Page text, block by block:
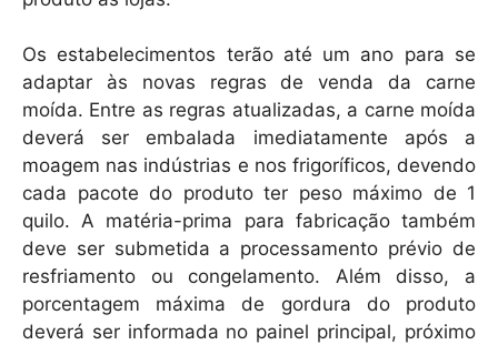
Os estabelecimentos terão até um ano para se
adaptar às novas regras de venda da carne
moída. Entre as regras atualizadas, a carne moída
deverá ser embalada imediatamente após a
moagem nas indústrias e nos frigoríficos, devendo
cada pacote do produto ter peso máximo de 1
quilo. A matéria-prima para fabricação também
deve ser submetida a processamento prévio de
resfriamento ou congelamento. Além disso, a
porcentagem máxima de gordura do produto
deverá ser informada no painel principal, próximo